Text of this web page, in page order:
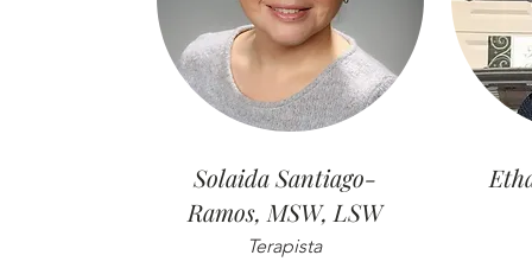
Solaida Santiago-
Ramos, MSW, LSW
Terapista